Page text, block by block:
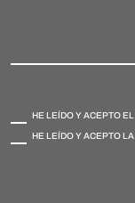
HE LEÍDO Y ACEPTO EL
HE LEÍDO Y ACEPTO LA